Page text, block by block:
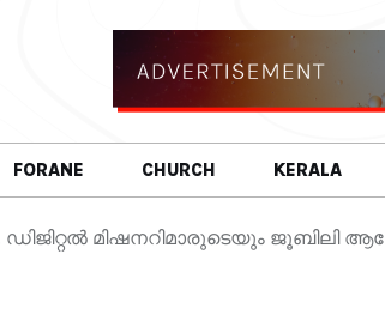
FORANE CHURCH KERALA
മിഷനറിമാരുടെയും ജൂബിലി